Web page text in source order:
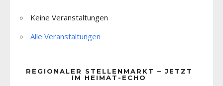
Keine Veranstaltungen
Alle Veranstaltungen
REGIONALER STELLENMARKT – JETZT
IM HEIMAT-ECHO